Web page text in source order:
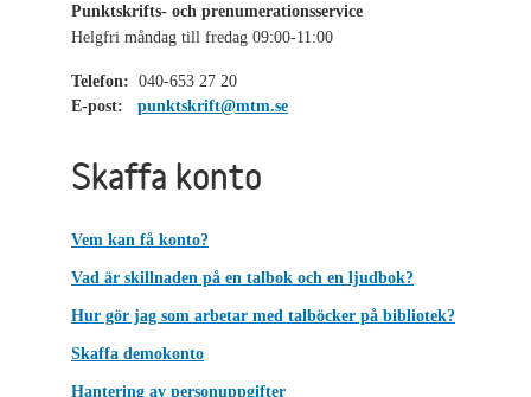
Punktskrifts- och prenumerationsservice
Helgfri måndag till fredag 09:00-11:00
Telefon: 040-653 27 20
E-post:
punktskrift@mtm.se
Skaffa konto
Vem kan få konto?
Vad är skillnaden på en talbok och en ljudbok?
Hur gör jag som arbetar med talböcker på bibliotek?
Skaffa demokonto
Hantering av personuppgifter